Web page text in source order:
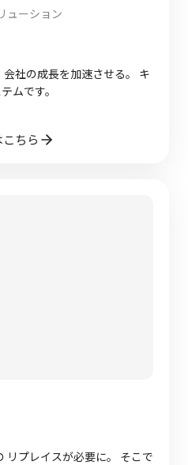
ューション
社の成長を加速させる。 キ
ムです。
ちら
リプレイスが必要に。 そこで